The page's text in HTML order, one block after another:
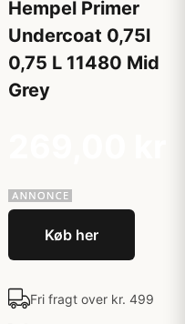
Hempel Primer
Undercoat 0,75l
0,75 L 11480 Mid
Grey
Køb her
Fri fragt over kr. 499